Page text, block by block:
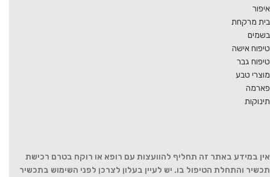
איפור
בית מרקחת
בשמים
טיפוח אישה
טיפוח גבר
מוצרי טבע
פארמה
תינוקות
אין במידע באתר זה תחליף להוועצות עם רופא או רוקח בטרם רכישת
תכשיר והתחלת הטיפול בו. יש לעיין בעלון לצרכן לפני השימוש בתכשיר